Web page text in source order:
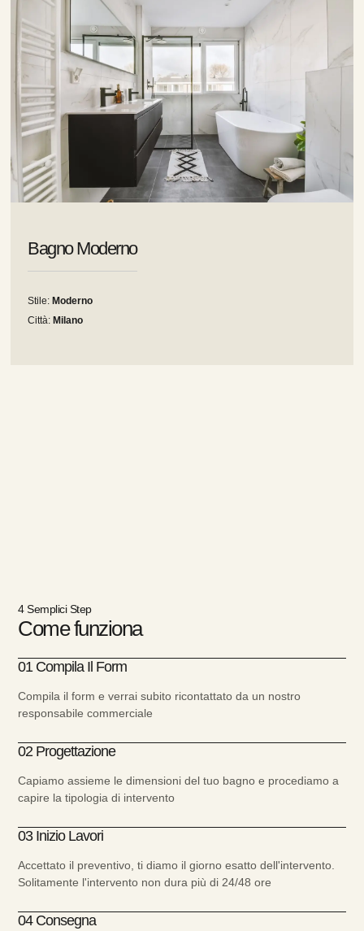
Bagno Moderno
Stile: Moderno
Città: Milano
4 Semplici Step
Come funziona
01 Compila Il Form
Compila il form e verrai subito ricontattato da un nostro
responsabile commerciale
02 Progettazione
Capiamo assieme le dimensioni del tuo bagno e procediamo a
capire la tipologia di intervento
03 Inizio Lavori
Accettato il preventivo, ti diamo il giorno esatto dell'intervento.
Solitamente l'intervento non dura più di 24/48 ore
04 Consegna